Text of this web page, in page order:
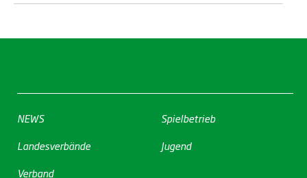
NEWS
Landesverbände
Verband
Spielbetrieb
Jugend